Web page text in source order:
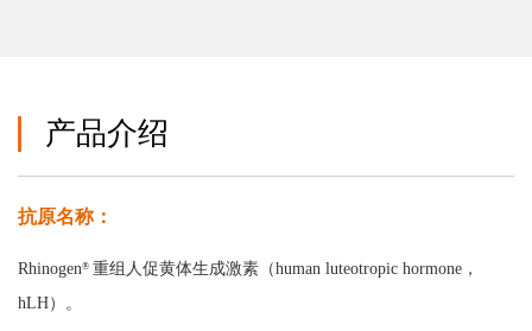
产品介绍
抗原名称：
Rhinogen® 重组人促黄体生成激素（human luteotropic hormone，
hLH）。